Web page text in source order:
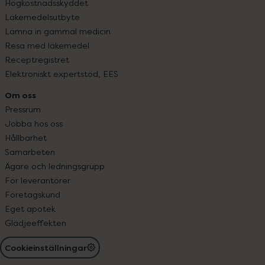
Högkostnadsskyddet
Läkemedelsutbyte
Lämna in gammal medicin
Resa med läkemedel
Receptregistret
Elektroniskt expertstöd, EES
Om oss
Pressrum
Jobba hos oss
Hållbarhet
Samarbeten
Ägare och ledningsgrupp
För leverantörer
Företagskund
Eget apotek
Glädjeeffekten
Cookieinställningar